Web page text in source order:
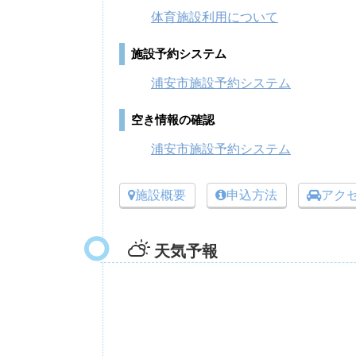
体育施設利用について
施設予約システム
浦安市施設予約システム
空き情報の確認
浦安市施設予約システム
施設概要 申込方法 アク
天気予報